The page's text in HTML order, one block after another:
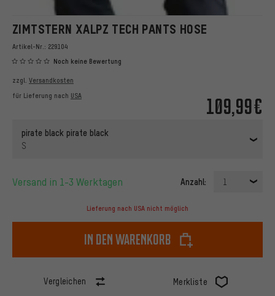
ZIMTSTERN XALPZ TECH PANTS HOSE
Artikel-Nr.: 229104
Noch keine Bewertung
109,99€
zzgl. Versandkosten
für Lieferung nach USA
pirate black pirate black
S
Versand in 1-3 Werktagen Anzahl: 1
Lieferung nach USA nicht möglich
In den Warenkorb
Vergleichen Merkliste